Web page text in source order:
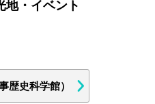
地・イベント
歴史科学館）